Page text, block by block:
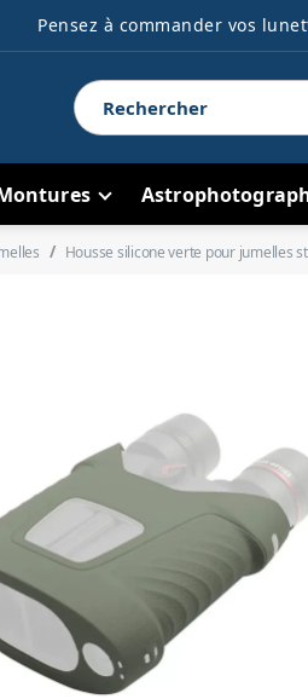
Pensez à commander vos
Housse silicone verte pour jumelles